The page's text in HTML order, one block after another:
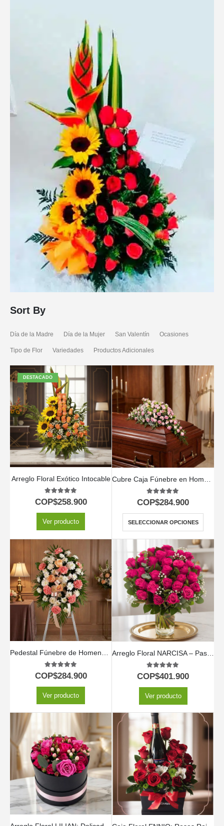
Sort By
Día de la Madre Día de la Mujer San Valentín Ocasiones
Tipo de Flor Variedades Productos Adicionales
DESTACADO
Arreglo Floral Exótico Intocable
5.00out of 5
COP$258.900
Ver producto
Cubre Caja Fúnebre en Homenaje a Juana 🕊️
5.00out of 5
COP$284.900
SELECCIONAR OPCIONES
5.00out of 5
COP$284.900
Ver producto
5.00out of 5
COP$401.900
Ver producto